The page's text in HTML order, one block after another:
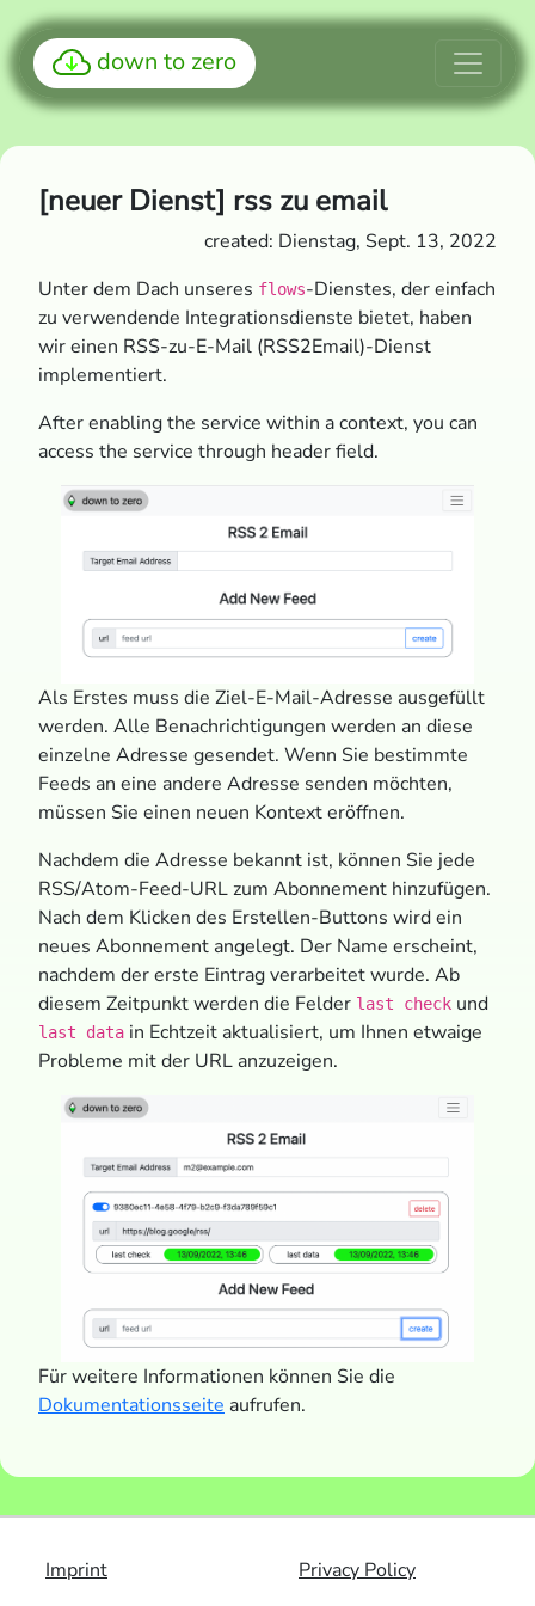
down to zero
[neuer Dienst] rss zu email
created: Dienstag, Sept. 13, 2022
Unter dem Dach unseres flows-Dienstes, der einfach
zu verwendende Integrationsdienste bietet, haben
wir einen RSS-zu-E-Mail (RSS2Email)-Dienst
implementiert.
After enabling the service within a context, you can
access the service through header field.
Als Erstes muss die Ziel-E-Mail-Adresse ausgefüllt
werden. Alle Benachrichtigungen werden an diese
einzelne Adresse gesendet. Wenn Sie bestimmte
Feeds an eine andere Adresse senden möchten,
müssen Sie einen neuen Kontext eröffnen.
Nachdem die Adresse bekannt ist, können Sie jede
RSS/Atom-Feed-URL zum Abonnement hinzufügen.
Nach dem Klicken des Erstellen-Buttons wird ein
neues Abonnement angelegt. Der Name erscheint,
nachdem der erste Eintrag verarbeitet wurde. Ab
diesem Zeitpunkt werden die Felder last check und
last data in Echtzeit aktualisiert, um Ihnen etwaige
Probleme mit der URL anzuzeigen.
Für weitere Informationen können Sie die
Dokumentationsseite aufrufen.
Imprint
Privacy Policy